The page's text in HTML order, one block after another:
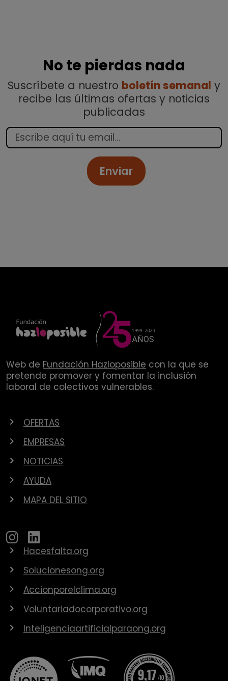
No te pierdas nada
Suscríbete a nuestro boletín semanal y
recibe las últimas ofertas y noticias
publicadas
Enviar
Web de Fundación Hazloposible con la que se
pretende promover y fomentar la inclusión
laboral de colectivos vulnerables.
OFERTAS
EMPRESAS
NOTICIAS
AYUDA
MAPA DEL SITIO
Hacesfalta.org
Solucionesong.org
Accionporelclima.org
Voluntariadocorporativo.org
Inteligenciaartificialparaong.org